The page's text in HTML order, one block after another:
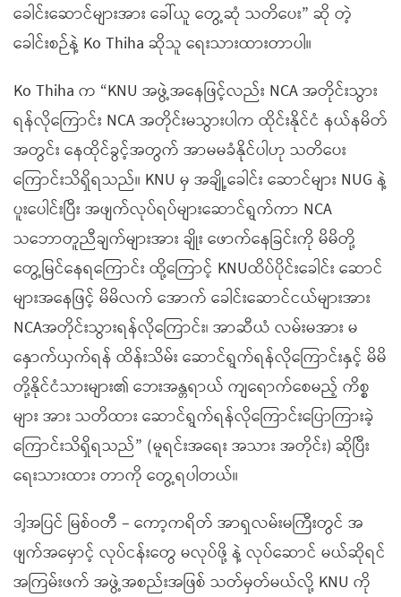
ခေါင်းဆောင်များအား ခေါ်ယူ တွေ့ဆုံ သတိပေး” ဆို တဲ့
ခေါင်းစဉ်နဲ့ Ko Thiha ဆိုသူ ရေးသားထားတာပါ။
Ko Thiha က “KNU အဖွဲ့အနေဖြင့်လည်း NCA အတိုင်းသွား
ရန်လိုကြောင်း NCA အတိုင်းမသွားပါက ထိုင်းနိုင်ငံ နယ်နမိတ်
အတွင်း နေထိုင်ခွင့်အတွက် အာမမခံနိုင်ပါဟု သတိပေး
ကြောင်းသိရှိရသည်။ KNU မှ အချို့ခေါင်း ဆောင်များ NUG နဲ့
ပူးပေါင်းပြီး အဖျက်လုပ်ရပ်များဆောင်ရွက်ကာ NCA
သဘောတူညီချက်များအား ချိုး ဖောက်နေခြင်းကို မိမိတို့
တွေ့မြင်နေရကြောင်း ထို့ကြောင့် KNUထိပ်ပိုင်းခေါင်း ဆောင်
များအနေဖြင့် မိမိလက် အောက် ခေါင်းဆောင်ငယ်များအား
NCAအတိုင်းသွားရန်လိုကြောင်း၊ အာဆီယံ လမ်းမအား မ
နှောက်ယှက်ရန် ထိန်းသိမ်း ဆောင်ရွက်ရန်လိုကြောင်းနှင့် မိမိ
တို့နိုင်ငံသားများ၏ ဘေးအန္တရာယ် ကျရောက်စေမည့် ကိစ္စ
များ အား သတိထား ဆောင်ရွက်ရန်လိုကြောင်းပြောကြားခဲ့
ကြောင်းသိရှိရသည်” (မူရင်းအရေး အသား အတိုင်း) ဆိုပြီး
ရေးသားထား တာကို တွေ့ရပါတယ်။
ဒါ့အပြင် မြစ်ဝတီ – ကော့ကရိတ် အာရှလမ်းမကြီးတွင် အ
ဖျက်အမှောင့် လုပ်ငန်းတွေ မလုပ်ဖို့ နဲ့ လုပ်ဆောင် မယ်ဆိုရင်
အကြမ်းဖက် အဖွဲ့အစည်းအဖြစ် သတ်မှတ်မယ်လို့ KNU ကို